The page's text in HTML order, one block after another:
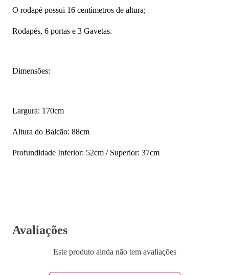
O rodapé possui 16 centímetros de altura;
Rodapés, 6 portas e 3 Gavetas.
Dimensões:
Largura: 170cm
Altura do Balcão: 88cm
Profundidade Inferior: 52cm / Superior: 37cm
Avaliações
Este produto ainda não tem avaliações